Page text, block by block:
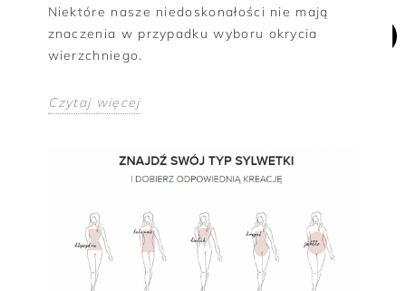
Niektóre nasze niedoskonałości nie mają
znaczenia w przypadku wyboru okrycia
wierzchniego.
Czytaj więcej